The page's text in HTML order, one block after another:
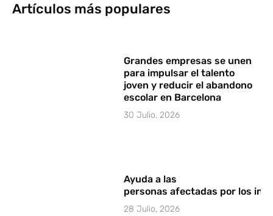
Artículos más populares
Grandes empresas se unen
para impulsar el talento
joven y reducir el abandono
escolar en Barcelona
30 Julio, 2026
Ayuda a las
personas afectadas por los
28 Julio, 2026